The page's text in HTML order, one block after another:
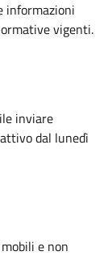
informazioni
vigenti.
inviare
dal lunedì
e non